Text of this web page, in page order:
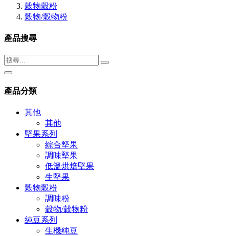
穀物穀粉
穀物/穀物粉
產品搜尋
產品分類
其他
其他
堅果系列
綜合堅果
調味堅果
低溫烘焙堅果
生堅果
穀物穀粉
調味粉
穀物/穀物粉
純豆系列
生機純豆